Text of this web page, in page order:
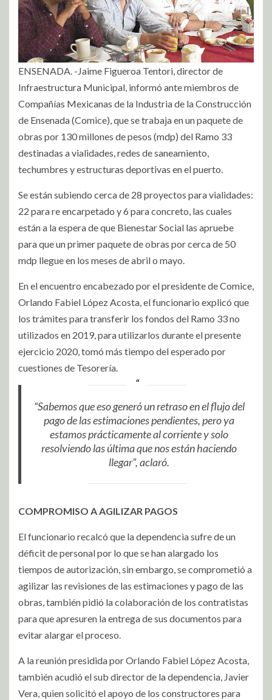
ENSENADA. -Jaime Figueroa Tentori, director de
Infraestructura Municipal, informó ante miembros de
Compañías Mexicanas de la Industria de la Construcción
de Ensenada (Comice), que se trabaja en un paquete de
obras por 130 millones de pesos (mdp) del Ramo 33
destinadas a vialidades, redes de saneamiento,
techumbres y estructuras deportivas en el puerto.
Se están subiendo cerca de 28 proyectos para vialidades:
22 para re encarpetado y 6 para concreto, las cuales
están a la espera de que Bienestar Social las apruebe
para que un primer paquete de obras por cerca de 50
mdp llegue en los meses de abril o mayo.
En el encuentro encabezado por el presidente de Comice,
Orlando Fabiel López Acosta, el funcionario explicó que
los trámites para transferir los fondos del Ramo 33 no
utilizados en 2019, para utilizarlos durante el presente
ejercicio 2020, tomó más tiempo del esperado por
cuestiones de Tesorería.
“Sabemos que eso generó un retraso en el flujo del
pago de las estimaciones pendientes, pero ya
estamos prácticamente al corriente y solo
resolviendo las última que nos están haciendo
llegar”, aclaró.
COMPROMISO A AGILIZAR PAGOS
El funcionario recalcó que la dependencia sufre de un
déficit de personal por lo que se han alargado los
tiempos de autorización, sin embargo, se comprometió a
agilizar las revisiones de las estimaciones y pago de las
obras, también pidió la colaboración de los contratistas
para que apresuren la entrega de sus documentos para
evitar alargar el proceso.
A la reunión presidida por Orlando Fabiel López Acosta,
también acudió el sub director de la dependencia, Javier
Vera, quien solicitó el apoyo de los constructores para